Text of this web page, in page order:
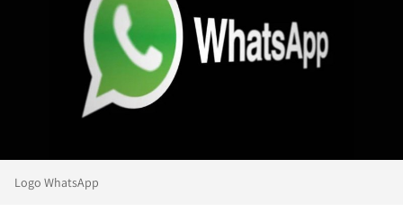
Logo WhatsApp